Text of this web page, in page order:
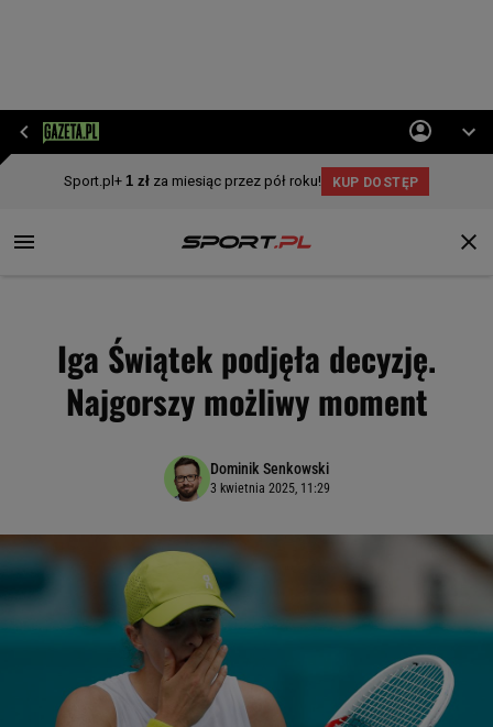
Iga Świątek podjęła decyzję.
Najgorszy możliwy moment
Dominik Senkowski
3 kwietnia 2025, 11:29